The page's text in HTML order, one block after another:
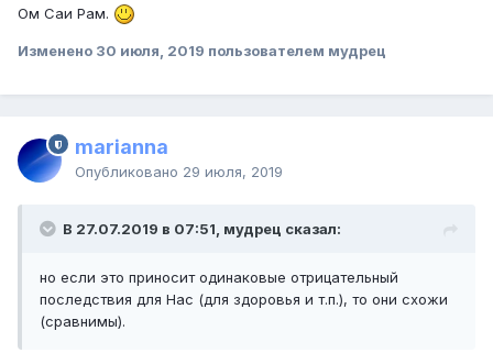
Ом Саи Рам.
Изменено 30 июля, 2019 пользователем мудрец
marianna
Опубликовано 29 июля, 2019
В 27.07.2019 в 07:51, мудрец сказал:
но если это приносит одинаковые отрицательный
последствия для Нас (для здоровья и т.п.), то они схожи
(сравнимы).